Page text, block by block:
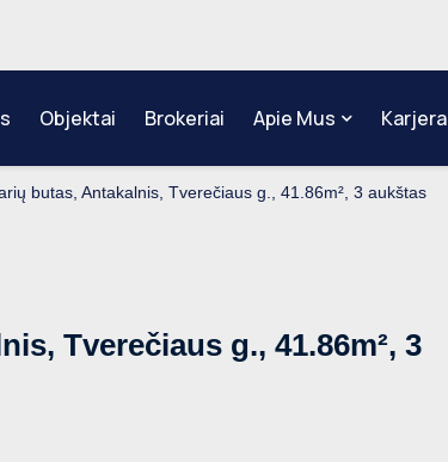
Objektai Brokeriai Apie Mus Karjera
butas, Antakalnis, Tverečiaus g., 41.86m², 3 aukštas
Tverečiaus g., 41.86m², 3